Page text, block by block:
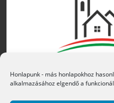
Honlapunk - más honlapokhoz
alkalmazásához elgendő a